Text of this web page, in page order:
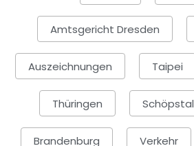
Amtsgericht Dresden
Auszeichnungen Taipei
Thüringen Schöpstal
Brandenburg Verkehr